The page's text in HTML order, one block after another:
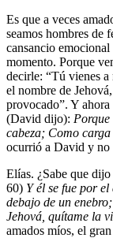
Es que a veces
seamos hombres de
cansancio
momento. Porque
decirle: “Tú vienes a
el nombre de
provocado”. Y
(David dijo):
cabeza; Como
ocurrió a David y no
Elías. ¿Sabe que
60) Y él se fue por
debajo de un
Jehová, quítame la
amados míos, el